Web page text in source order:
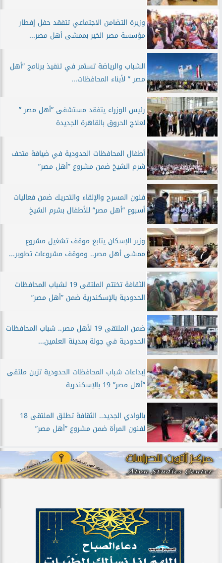
وزيرة التضامن الاجتماعي تتفقد حفل إفطار
مؤسسة مصر الخير بممشى أهل مصر...
الشباب والرياضة تستمر في تنفيذ برنامج ”أهل
مصر ” لأبناء المحافظات...
رئيس الوزراء يتفقد مستشفى ”أهل مصر ”
لعلاج الحروق بالقاهرة الجديدة
أطفال المحافظات الحدودية في ضيافة متحف
شرم الشيخ ضمن مشروع ”أهل مصر”
فنون المسرح والإلقاء والتحريك ضمن فعاليات
أسبوع ”أهل مصر” للأطفال بشرم الشيخ
وزير الإسكان يتابع موقف تشغيل مشروع
ممشى أهل مصر.. وموقف مشروعات تطوير...
الثقافة تختتم الملتقى 19 لشباب المحافظات
الحدودية بالإسكندرية ضمن ”أهل مصر”
ضمن الملتقى 19 لأهل مصر.. شباب المحافظات
الحدودية في جولة بمدينة العلمين...
إبداعات شباب المحافظات الحدودية تزين ملتقى
”أهل مصر” 19 بالإسكندرية
بالوادي الجديد.. الثقافة تطلق الملتقى 18
لفنون المرأة ضمن مشروع ”أهل مصر”